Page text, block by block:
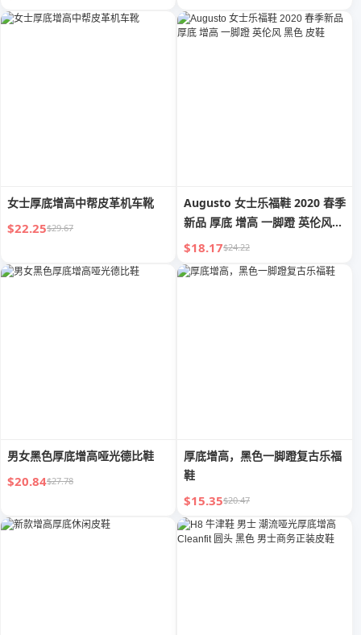
女士厚底增高中帮皮革机车靴
$22.25$29.67
Augusto 女士乐福鞋 2020 春季
新品 厚底 增高 一脚蹬 英伦风
黑色 皮鞋
$18.17$24.22
男女黑色厚底增高哑光德比鞋
$20.84$27.78
厚底增高，黑色一脚蹬复古乐福
鞋
$15.35$20.47